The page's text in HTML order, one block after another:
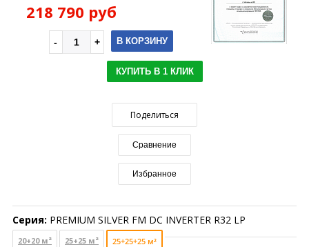
218 790 руб
В КОРЗИНУ
КУПИТЬ В 1 КЛИК
Поделиться
Сравнение
Избранное
Серия: PREMIUM SILVER FM DC INVERTER R32 LP
20+20 м² 25+25 м² 25+25+25 м²